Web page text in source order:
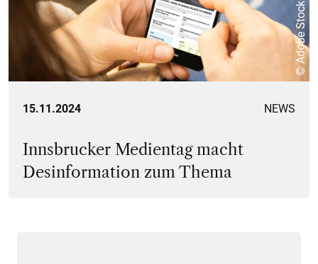
© Adobe Stock
15.11.2024 NEWS
Innsbrucker Medientag macht
Desinformation zum Thema